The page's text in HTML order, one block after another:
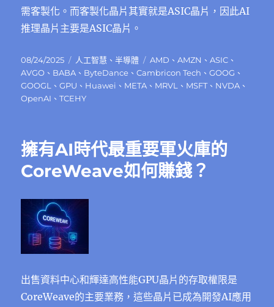
需客製化。而客製化晶片其實就是ASIC晶片，因此AI
推理晶片主要是ASIC晶片。
發
佈
日
期:
08/24/2025
分
類
人工智慧 、半導體
標
籤
AMD 、AMZN 、ASIC 、
AVGO 、 BABA 、 ByteDance 、Cambricon Tech 、GOOG 、
GOOGL
、GPU 、 Huawei 、 META 、 MRVL 、 MSFT、 NVDA 、
OpenAI 、TCEHY
擁有AI時代最重要軍火庫的
CoreWeave如何賺錢？
出售資料中心和輝達高性能GPU晶片的存取權限是
CoreWeave的主要業務，這些晶片已成為開發AI應用